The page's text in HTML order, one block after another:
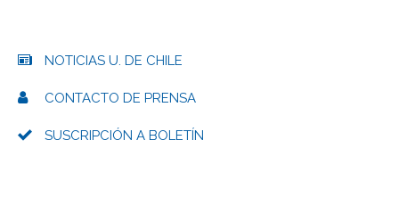
NOTICIAS U. DE CHILE
CONTACTO DE PRENSA
SUSCRIPCIÓN A BOLETÍN